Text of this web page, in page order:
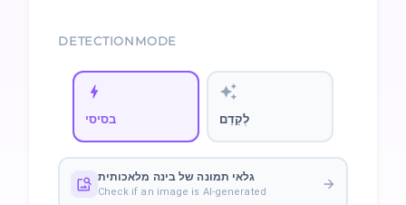
DETECTIONMODE
בסיסי לְקַדֵם
גלאי תמונה של בינה מלאכותית
Check if an image is AI-generated